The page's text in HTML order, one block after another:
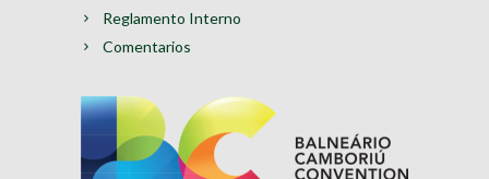
Reglamento Interno
Comentarios